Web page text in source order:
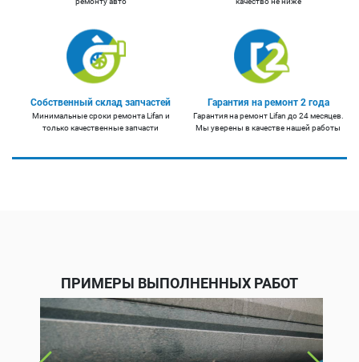
Собственный склад запчастей
Минимальные сроки ремонта Lifan и
только качественные запчасти
Гарантия на ремонт 2 года
Гарантия на ремонт Lifan до 24 месяцев.
Мы уверены в качестве нашей работы
ПРИМЕРЫ ВЫПОЛНЕННЫХ РАБОТ